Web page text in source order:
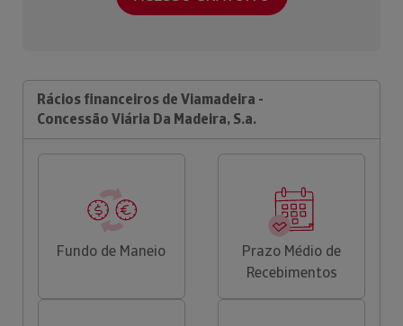
Rácios financeiros de Viamadeira -
Concessão Viária Da Madeira, S.a.
Fundo de Maneio
Prazo Médio de
Recebimentos